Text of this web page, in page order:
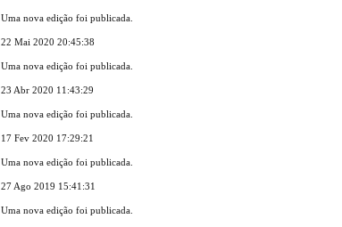
Uma nova edição foi publicada.
22 Mai 2020 20:45:38
Uma nova edição foi publicada.
23 Abr 2020 11:43:29
Uma nova edição foi publicada.
17 Fev 2020 17:29:21
Uma nova edição foi publicada.
27 Ago 2019 15:41:31
Uma nova edição foi publicada.